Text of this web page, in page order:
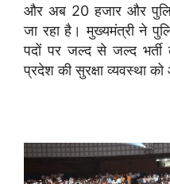
और अब 20 हजार और
जा रहा है। मुख्यमंत्री ने
पदों पर जल्द से जल्द भर्ती
प्रदेश की सुरक्षा व्यवस्था